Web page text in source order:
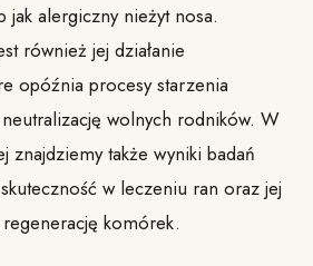
jak alergiczny nieżyt nosa.
również jej działanie
opóźnia procesy starzenia
wolnych rodników. W
znajdziemy także wyniki badań
w leczeniu ran oraz jej
regenerację komórek.